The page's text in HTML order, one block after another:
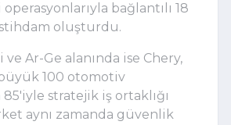
bağlantılı 18
oluşturdu.
Ar-Ge alanında ise Chery,
100 otomotiv
stratejik iş ortaklığı
aynı zamanda güvenlik